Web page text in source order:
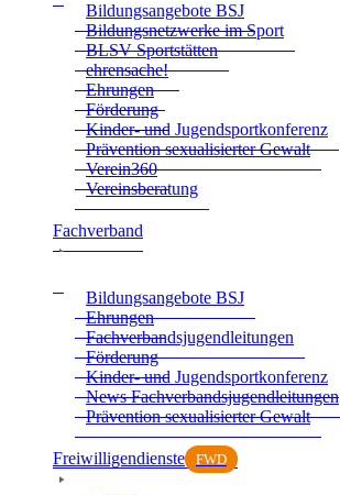
Bil­dungs­an­ge­bote BSJ
Bil­dungs­netz­werke im Sport
BLSV Sport­stät­ten
ehren­sa­che!
Ehrun­gen
För­de­rung
Kin­der- und Jugend­sport­kon­fe­renz
Prä­ven­tion sexua­li­sier­ter Gewalt
Verein360
Ver­eins­be­ra­tung
Fach­ver­band
Bil­dungs­an­ge­bote BSJ
Ehrun­gen
Fach­ver­bands­ju­gend­lei­tun­gen
För­de­rung
Kin­der- und Jugend­sport­kon­fe­renz
News Fach­ver­bands­ju­gend­lei­tun­gen
Prä­ven­tion sexua­li­sier­ter Gewalt
Frei­wil­li­gen­dienste FWD